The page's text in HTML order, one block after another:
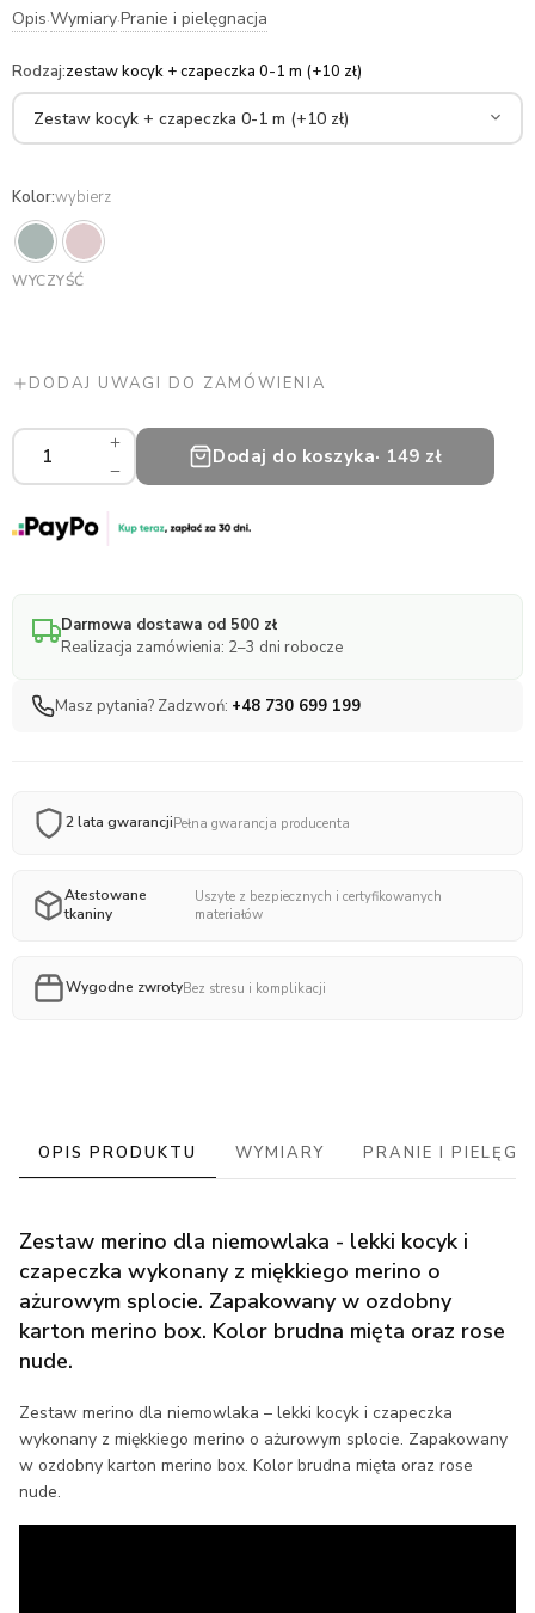
Opis·Wymiary·Pranie i pielęgnacja
Rodzaj:zestaw kocyk + czapeczka 0-1 m (+10 zł)
Kolor:wybierz
WYCZYŚĆ
DODAJ UWAGI DO ZAMÓWIENIA
Zestaw
merino
dla
niemowlaka
ilość
Dodaj do koszyka· 149 zł
Darmowa dostawa od 500 zł
Realizacja zamówienia: 2–3 dni robocze
Masz pytania? Zadzwoń: +48 730 699 199
2 lata gwarancjiPełna gwarancja producenta
Atestowane
tkaniny
Uszyte z bezpiecznych i certyfikowanych
materiałów
Wygodne zwrotyBez stresu i komplikacji
OPIS PRODUKTU WYMIARY PRANIE I
Zestaw merino dla niemowlaka - lekki kocyk i
czapeczka wykonany z miękkiego merino o
ażurowym splocie. Zapakowany w ozdobny
karton merino box. Kolor brudna mięta oraz rose
nude.
Zestaw merino dla niemowlaka – lekki kocyk i czapeczka
wykonany z miękkiego merino o ażurowym splocie. Zapakowany
w ozdobny karton merino box. Kolor brudna mięta oraz rose
nude.